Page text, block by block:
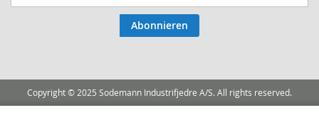
Sie
Abonnieren
Copyright © 2025 Sodemann Industrifjedre A/S. All rights reserved.